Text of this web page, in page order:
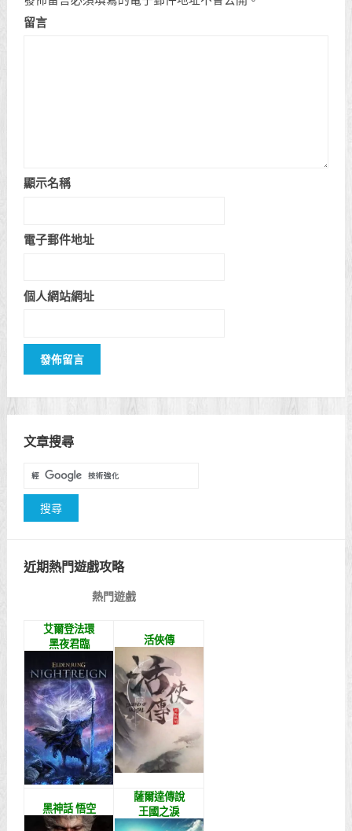
留言
顯示名稱
電子郵件地址
個人網站網址
文章搜尋
近期熱門遊戲攻略
熱門遊戲
艾爾登法環
黑夜君臨
活俠傳
黑神話 悟空
薩爾達傳說
王國之淚